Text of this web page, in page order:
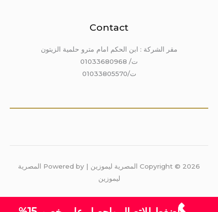
Contact
مقر الشركة : ابن الحكم امام مترو حلمية الزيتون
ت/ 01033680968
ت/01033805570
Copyright © 2026 المصرية ليموزين | Powered by المصرية
ليموزين